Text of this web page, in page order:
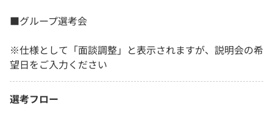
■グループ選考会
※仕様として「面談調整」と表示されますが、説明会の希
望日をご入力ください
選考フロー